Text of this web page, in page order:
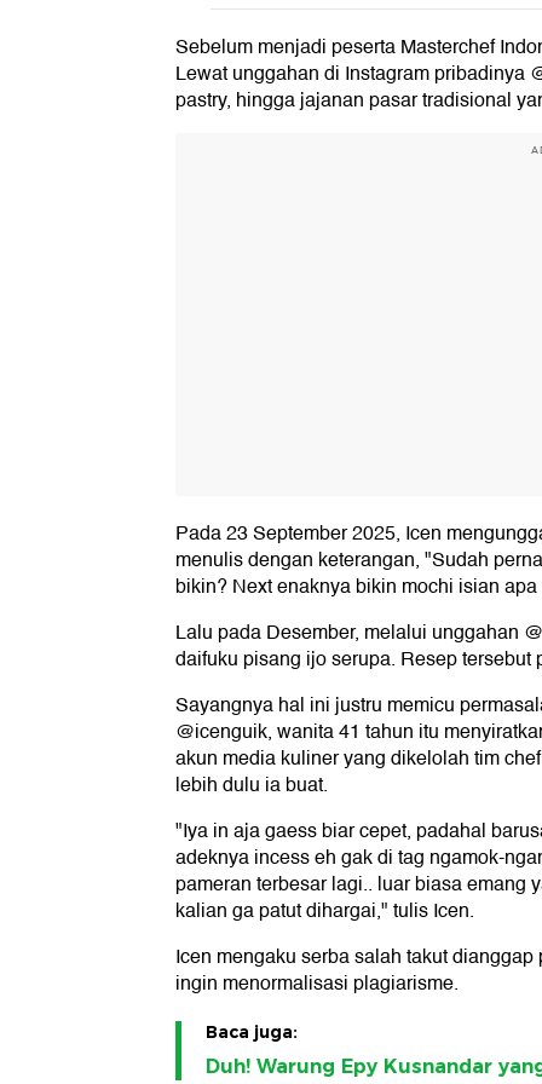
Sebelum menjadi peserta Masterchef
Lewat unggahan di Instagram pribadinya
pastry, hingga jajanan pasar tradisional
Pada 23 September 2025, Icen
menulis dengan keterangan, "Sudah
bikin? Next enaknya bikin mochi isian
Lalu pada Desember, melalui unggahan
daifuku pisang ijo serupa. Resep
Sayangnya hal ini justru memicu
@icenguik, wanita 41 tahun itu
akun media kuliner yang dikelolah tim
lebih dulu ia buat.
"Iya in aja gaess biar cepet, padahal
adeknya incess eh gak di tag ngamok-
pameran terbesar lagi.. luar biasa emang
kalian ga patut dihargai," tulis Icen.
Icen mengaku serba salah takut
ingin menormalisasi plagiarisme.
Baca juga:
Duh! Warung Epy Kusnandar